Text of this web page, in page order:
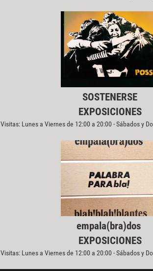
SOSTENERSE
EXPOSICIONES
Visitas: Lunes a Viernes de 12:00 a 20:00 - Sábados y
empala(bra)dos
EXPOSICIONES
Visitas: Lunes a Viernes de 12:00 a 20:00 - Sábados y